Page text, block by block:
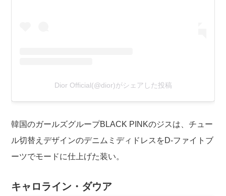
Dior Official(@dior)がシェアした投稿
韓国のガールズグループBLACK PINKのジスは、チュー
ル切替えデザインのデニムミディドレスをD-ファイトブ
ーツでモードに仕上げた装い。
キャロライン・ダウア